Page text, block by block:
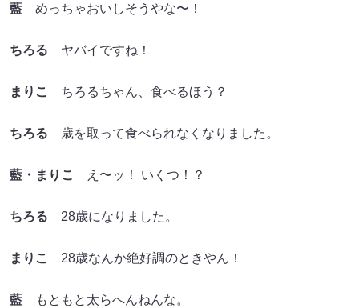
藍 めっちゃおいしそうやな〜！
ちろる ヤバイですね！
まりこ ちろるちゃん、食べるほう？
ちろる 歳を取って食べられなくなりました。
藍・まりこ え〜ッ！ いくつ！？
ちろる 28歳になりました。
まりこ 28歳なんか絶好調のときやん！
藍 もともと太らへんねんな。